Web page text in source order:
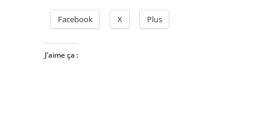
Facebook X Plus
J’aime ça :